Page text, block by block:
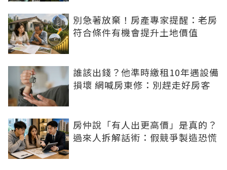
別急著放棄！房產專家提醒：老房
符合條件有機會提升土地價值
誰該出錢？他準時繳租10年遇設備
損壞 網喊房東修：別趕走好房客
房仲說「有人出更高價」是真的？
過來人拆解話術：假競爭製造恐慌